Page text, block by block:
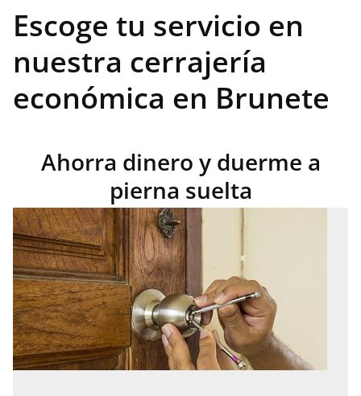
Escoge tu servicio en
nuestra cerrajería
económica en Brunete
Ahorra dinero y duerme a
pierna suelta